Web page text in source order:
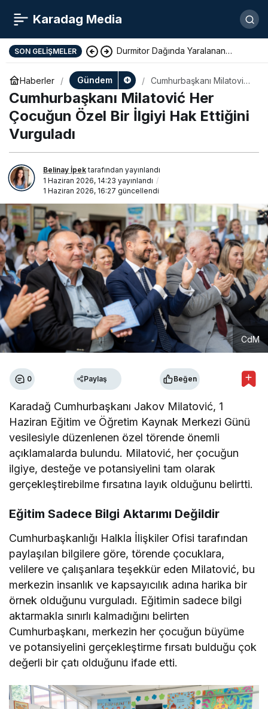
Karadag Media
SON GELIŞMELER Durmitor Dağında Yaralanan
Yunan Turist Başarıyla Kurtarıldı
Haberler Gündem
Cumhurbaşkanı Milatović
Her Çocuğun Özel Bir
İlgiyi Hak Ettiğini
Vurguladı
Cumhurbaşkanı Milatović Her
Çocuğun Özel Bir İlgiyi Hak Ettiğini
Vurguladı
Belinay İpektarafından yayınlandı
1 Haziran 2026, 14:23 yayınlandı
1 Haziran 2026, 16:27 güncellendi
CdM
0 Paylaş Beğen
Karadağ Cumhurbaşkanı Jakov Milatović, 1
Haziran Eğitim ve Öğretim Kaynak Merkezi Günü
vesilesiyle düzenlenen özel törende önemli
açıklamalarda bulundu. Milatović, her çocuğun
ilgiye, desteğe ve potansiyelini tam olarak
gerçekleştirebilme fırsatına layık olduğunu belirtti.
Eğitim Sadece Bilgi Aktarımı Değildir
Cumhurbaşkanlığı Halkla İlişkiler Ofisi tarafından
paylaşılan bilgilere göre, törende çocuklara,
velilere ve çalışanlara teşekkür eden Milatović, bu
merkezin insanlık ve kapsayıcılık adına harika bir
örnek olduğunu vurguladı. Eğitimin sadece bilgi
aktarmakla sınırlı kalmadığını belirten
Cumhurbaşkanı, merkezin her çocuğun büyüme
ve potansiyelini gerçekleştirme fırsatı bulduğu çok
değerli bir çatı olduğunu ifade etti.